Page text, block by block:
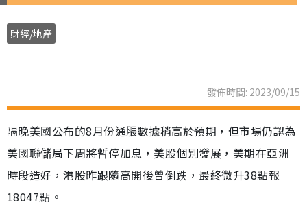
財經/地產
發佈時間: 2023/09/15
隔晚美國公布的8月份通脹數據稍高於預期，但市場仍認為
美國聯儲局下周將暫停加息，美股個別發展，美期在亞洲
時段造好，港股昨跟隨高開後曾倒跌，最終微升38點報
18047點。